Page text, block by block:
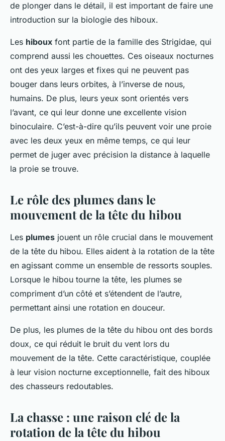
de plonger dans le détail, il est important de faire une
introduction sur la biologie des hiboux.
Les hiboux font partie de la famille des Strigidae, qui
comprend aussi les chouettes. Ces oiseaux nocturnes
ont des yeux larges et fixes qui ne peuvent pas
bouger dans leurs orbites, à l’inverse de nous,
humains. De plus, leurs yeux sont orientés vers
l’avant, ce qui leur donne une excellente vision
binoculaire. C’est-à-dire qu’ils peuvent voir une proie
avec les deux yeux en même temps, ce qui leur
permet de juger avec précision la distance à laquelle
la proie se trouve.
Le rôle des plumes dans le
mouvement de la tête du hibou
Les plumes jouent un rôle crucial dans le mouvement
de la tête du hibou. Elles aident à la rotation de la tête
en agissant comme un ensemble de ressorts souples.
Lorsque le hibou tourne la tête, les plumes se
compriment d’un côté et s’étendent de l’autre,
permettant ainsi une rotation en douceur.
De plus, les plumes de la tête du hibou ont des bords
doux, ce qui réduit le bruit du vent lors du
mouvement de la tête. Cette caractéristique, couplée
à leur vision nocturne exceptionnelle, fait des hiboux
des chasseurs redoutables.
La chasse : une raison clé de la
rotation de la tête du hibou